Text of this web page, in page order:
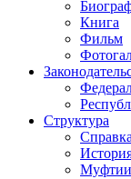
Книга
Фильм
Структура